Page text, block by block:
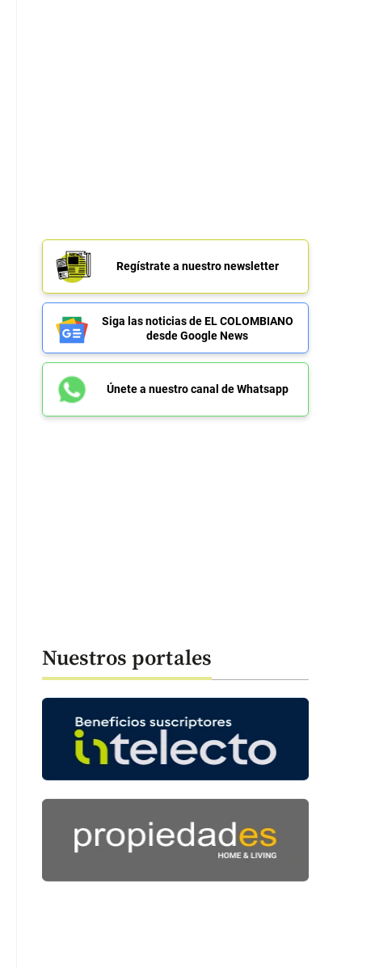
1 minutos y 1 segundos
Regístrate a nuestro newsletter
Siga las noticias de EL COLOMBIANO
desde Google News
Únete a nuestro canal de Whatsapp
Nuestros portales